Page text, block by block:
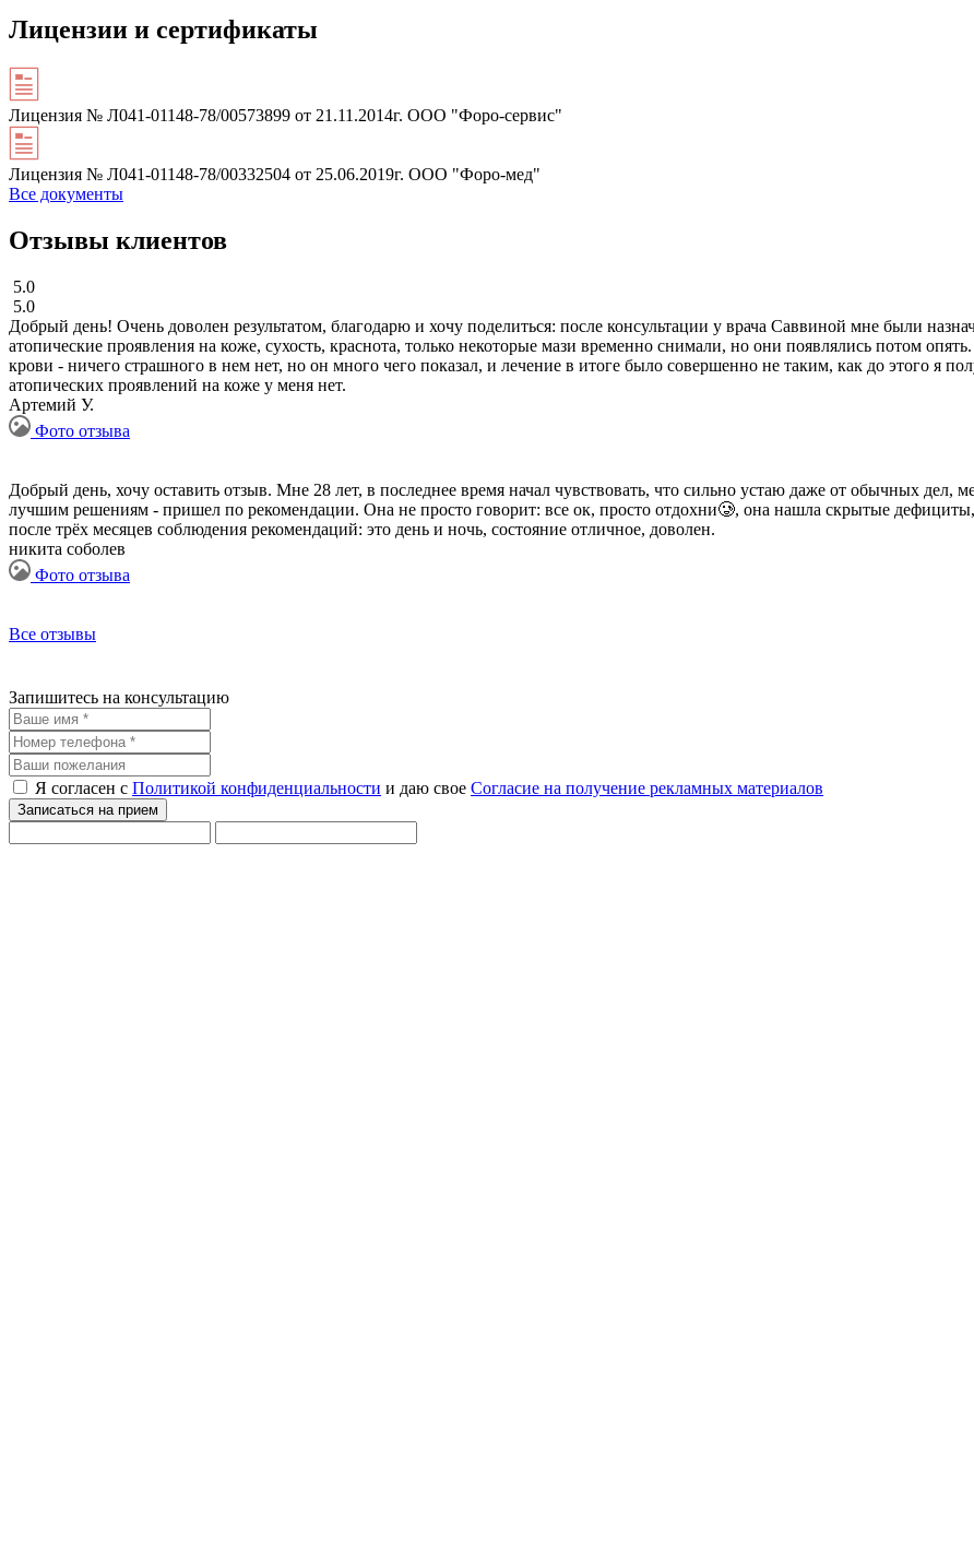
Лицензии и сертификаты
Лицензия № Л041-01148-78/00573899 от 21.11.2014г. ООО "Форо-сервис"
Лицензия № Л041-01148-78/00332504 от 25.06.2019г. ООО "Форо-мед"
Все документы
Отзывы клиентов
5.0
5.0
Добрый день! Очень доволен результатом, благодарю и хочу поделиться: после консультации у врача Саввиной мне были
атопические проявления на коже, сухость, краснота, только некоторые мази временно снимали, но они появлялись потом
крови - ничего страшного в нем нет, но он много чего показал, и лечение в итоге было совершенно не таким, как до этого я
атопических проявлений на коже у меня нет.
Артемий У.
Фото отзыва
Добрый день, хочу оставить отзыв. Мне 28 лет, в последнее время начал чувствовать, что сильно устаю даже от обычных дел,
лучшим решениям - пришел по рекомендации. Она не просто говорит: все ок, просто отдохни🥲, она нашла скрытые
после трёх месяцев соблюдения рекомендаций: это день и ночь, состояние отличное, доволен.
никита соболев
Фото отзыва
Все отзывы
Запишитесь на консультацию
Я согласен с Политикой конфиденциальности и даю свое Согласие на получение рекламных материалов